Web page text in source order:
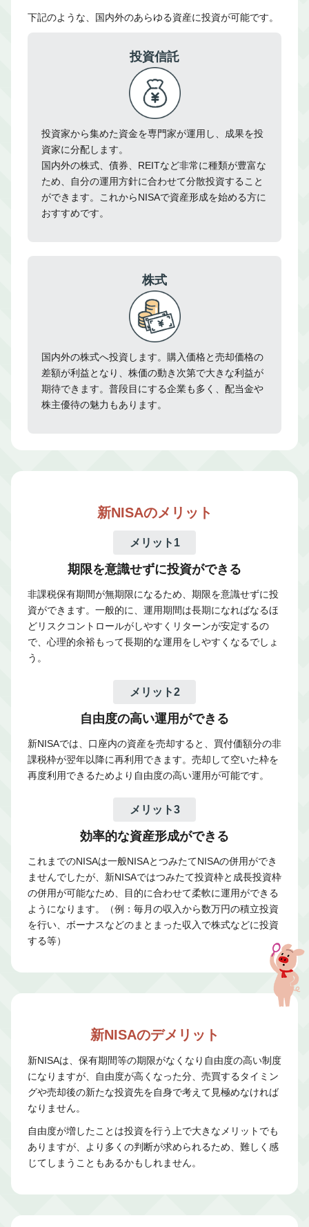
下記のような、国内外のあらゆる資産に投資が可能です。
投資信託
投資家から集めた資金を専門家が運用し、成果を投
資家に分配します。
国内外の株式、債券、REITなど非常に種類が豊富な
ため、自分の運用方針に合わせて分散投資すること
ができます。これからNISAで資産形成を始める方に
おすすめです。
株式
国内外の株式へ投資します。購入価格と売却価格の
差額が利益となり、株価の動き次第で大きな利益が
期待できます。普段目にする企業も多く、配当金や
株主優待の魅力もあります。
新NISAのメリット
メリット1
期限を意識せずに投資ができる
非課税保有期間が無期限になるため、期限を意識せずに投
資ができます。一般的に、運用期間は長期になればなるほ
どリスクコントロールがしやすくリターンが安定するの
で、心理的余裕もって長期的な運用をしやすくなるでしょ
う。
メリット2
自由度の高い運用ができる
新NISAでは、口座内の資産を売却すると、買付価額分の非
課税枠が翌年以降に再利用できます。売却して空いた枠を
再度利用できるためより自由度の高い運用が可能です。
メリット3
効率的な資産形成ができる
これまでのNISAは一般NISAとつみたてNISAの併用ができ
ませんでしたが、新NISAではつみたて投資枠と成長投資枠
の併用が可能なため、目的に合わせて柔軟に運用ができる
ようになります。（例：毎月の収入から数万円の積立投資
を行い、ボーナスなどのまとまった収入で株式などに投資
する等）
新NISAのデメリット
新NISAは、保有期間等の期限がなくなり自由度の高い制度
になりますが、自由度が高くなった分、売買するタイミン
グや売却後の新たな投資先を自身で考えて見極めなければ
なりません。
自由度が増したことは投資を行う上で大きなメリットでも
ありますが、より多くの判断が求められるため、難しく感
じてしまうこともあるかもしれません。